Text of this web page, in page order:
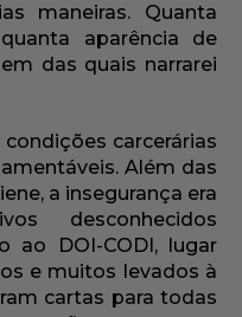
maneiras. Quanta
aparência de
das quais narrarei
condições carcerárias
Além das
a insegurança era
desconhecidos
ao DOI-CODI, lugar
e muitos levados à
cartas para todas